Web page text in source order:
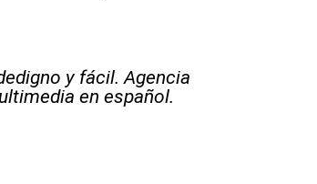
y fácil. Agencia
en español.